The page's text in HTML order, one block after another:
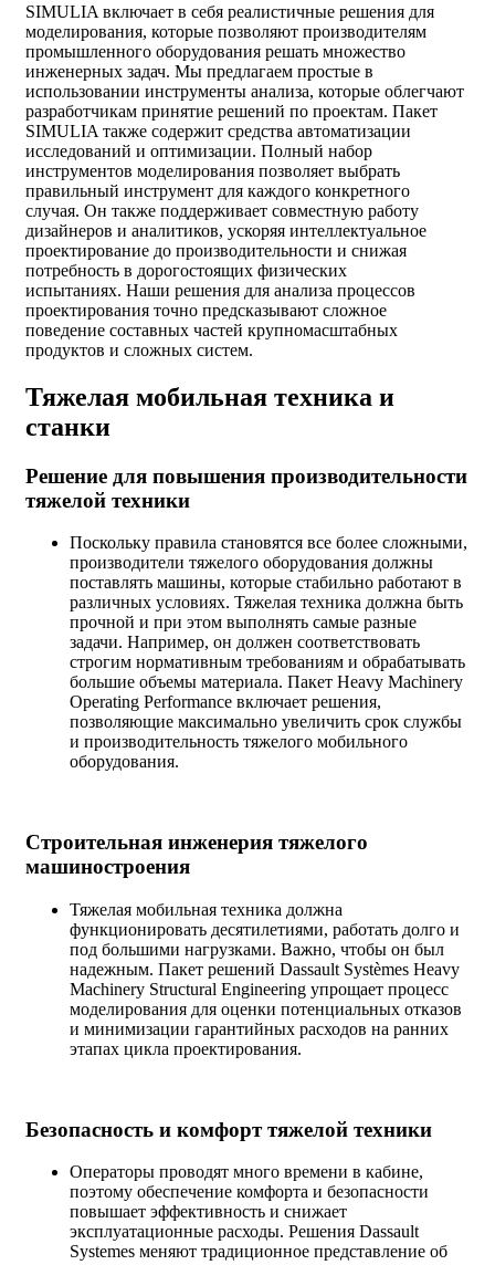
SIMULIA включает в себя реалистичные решения для
моделирования, которые позволяют производителям
промышленного оборудования решать множество
инженерных задач. Мы предлагаем простые в
использовании инструменты анализа, которые облегчают
разработчикам принятие решений по проектам. Пакет
SIMULIA также содержит средства автоматизации
исследований и оптимизации. Полный набор
инструментов моделирования позволяет выбрать
правильный инструмент для каждого конкретного
случая. Он также поддерживает совместную работу
дизайнеров и аналитиков, ускоряя интеллектуальное
проектирование до производительности и снижая
потребность в дорогостоящих физических
испытаниях. Наши решения для анализа процессов
проектирования точно предсказывают сложное
поведение составных частей крупномасштабных
продуктов и сложных систем.
Тяжелая мобильная техника и
станки
Решение для повышения производительности
тяжелой техники
Поскольку правила становятся все более сложными,
производители тяжелого оборудования должны
поставлять машины, которые стабильно работают в
различных условиях. Тяжелая техника должна быть
прочной и при этом выполнять самые разные
задачи. Например, он должен соответствовать
строгим нормативным требованиям и обрабатывать
большие объемы материала. Пакет Heavy Machinery
Operating Performance включает решения,
позволяющие максимально увеличить срок службы
и производительность тяжелого мобильного
оборудования.
Строительная инженерия тяжелого
машиностроения
Тяжелая мобильная техника должна
функционировать десятилетиями, работать долго и
под большими нагрузками. Важно, чтобы он был
надежным. Пакет решений Dassault Systèmes Heavy
Machinery Structural Engineering упрощает процесс
моделирования для оценки потенциальных отказов
и минимизации гарантийных расходов на ранних
этапах цикла проектирования.
Безопасность и комфорт тяжелой техники
Операторы проводят много времени в кабине,
поэтому обеспечение комфорта и безопасности
повышает эффективность и снижает
эксплуатационные расходы. Решения Dassault
Systemes меняют традиционное представление об